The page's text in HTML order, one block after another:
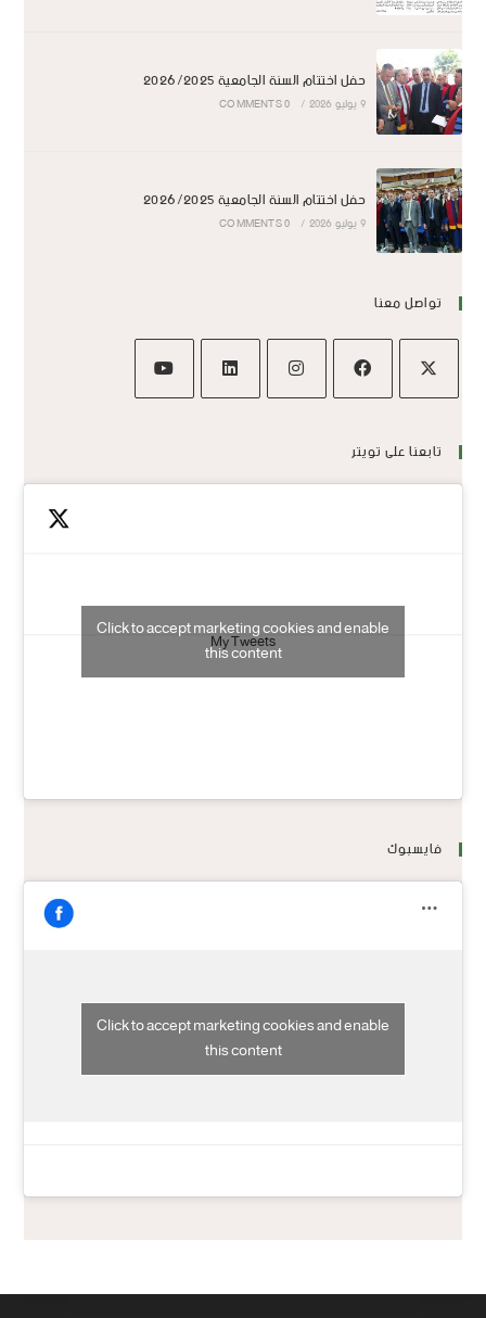
حفل اختتام السنة الجامعية 2026/2025
9 يوليو 2026 /
0 COMMENTS
حفل اختتام السنة الجامعية 2026/2025
9 يوليو 2026 /
0 COMMENTS
تواصل معنا
تابعنا على تويتر
My Tweets
Click to accept marketing cookies and enable
this content
فايسبوك
Click to accept marketing cookies and enable
this content